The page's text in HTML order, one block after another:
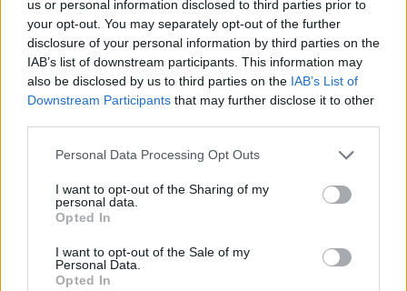
us or personal information disclosed to third parties prior to
your opt-out. You may separately opt-out of the further
disclosure of your personal information by third parties on the
IAB’s list of downstream participants. This information may
also be disclosed by us to third parties on the IAB’s List of
Downstream Participants that may further disclose it to other
Personal Data Processing Opt Outs
I want to opt-out of the Sharing of my
personal data.
Opted In
I want to opt-out of the Sale of my
Personal Data.
Opted In
Käsittämätöntä tykitystä! Mikko
Rantanen teki hattutempun
kauden avauksessa – katso
Buffalo-kapteeni Rasmus
nyrkein oman joukkuekaverin
kimppuun harjoituksissa